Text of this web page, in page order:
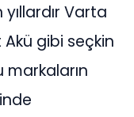
Varta
Akü gibi seçkin
markaların